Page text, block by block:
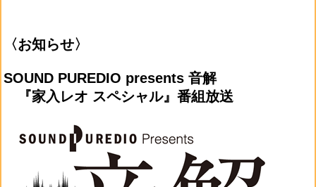
〈お知らせ〉
SOUND PUREDIO presents 音解
『家入レオ スペシャル』番組放送